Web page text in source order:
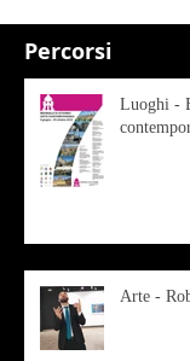
Percorsi
Luoghi -
Arte -